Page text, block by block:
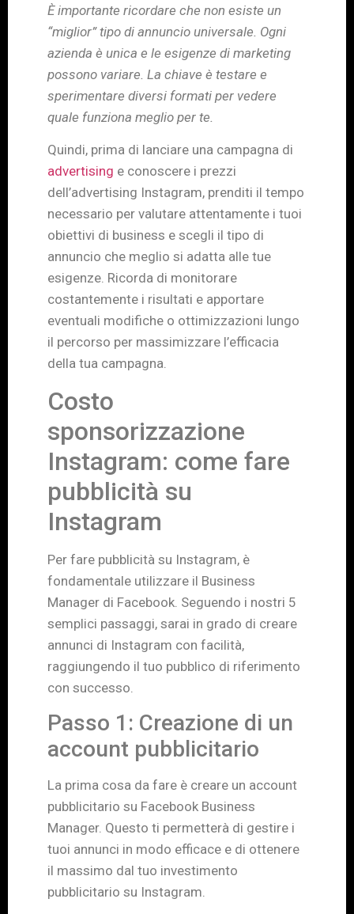
È importante ricordare che non esiste un
“miglior” tipo di annuncio universale. Ogni
azienda è unica e le esigenze di marketing
possono variare. La chiave è testare e
sperimentare diversi formati per vedere
quale funziona meglio per te.
Quindi, prima di lanciare una campagna di
advertising e conoscere i prezzi
dell’advertising Instagram, prenditi il tempo
necessario per valutare attentamente i tuoi
obiettivi di business e scegli il tipo di
annuncio che meglio si adatta alle tue
esigenze. Ricorda di monitorare
costantemente i risultati e apportare
eventuali modifiche o ottimizzazioni lungo
il percorso per massimizzare l’efficacia
della tua campagna.
Costo
sponsorizzazione
Instagram: come fare
pubblicità su
Instagram
Per fare pubblicità su Instagram, è
fondamentale utilizzare il Business
Manager di Facebook. Seguendo i nostri 5
semplici passaggi, sarai in grado di creare
annunci di Instagram con facilità,
raggiungendo il tuo pubblico di riferimento
con successo.
Passo 1: Creazione di un
account pubblicitario
La prima cosa da fare è creare un account
pubblicitario su Facebook Business
Manager. Questo ti permetterà di gestire i
tuoi annunci in modo efficace e di ottenere
il massimo dal tuo investimento
pubblicitario su Instagram.